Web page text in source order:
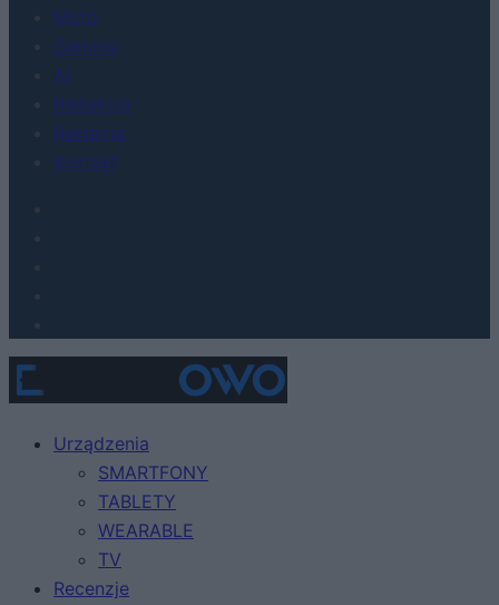
Moto
Gaming
AI
Redakcja
Reklama
Kontakt
Urządzenia
SMARTFONY
TABLETY
WEARABLE
TV
Recenzje